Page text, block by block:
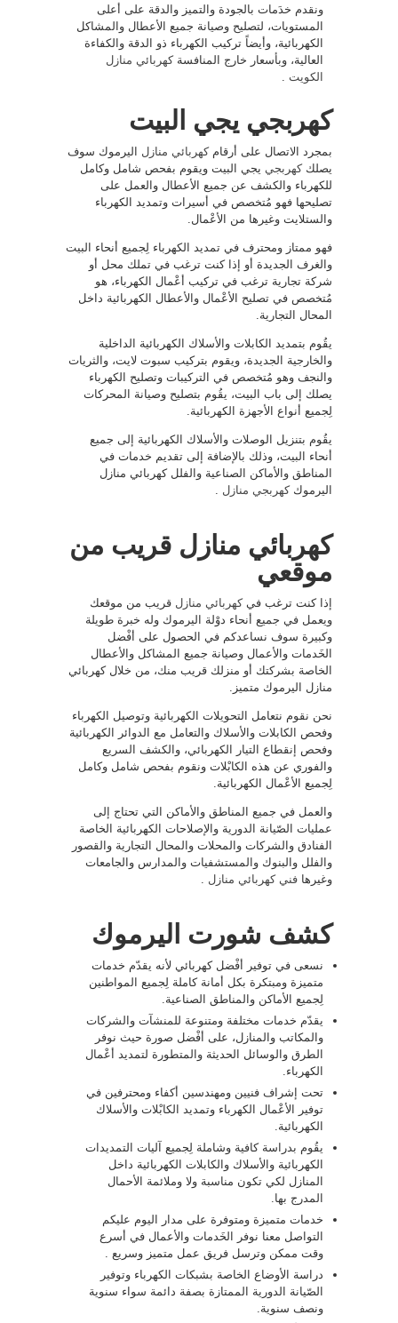
ونقدم خدَمات بالجودة والتميز والدقة على أعلى
المستويات، لتصليح وصيانة جميع الأعطال والمشاكل
الكهربائية، وأيضاً تركيب الكهرباء ذو الدقة والكفاءة
العالية، وبأسعار خارج المنافسةكهربائي منازل
الكويت
كهربجي يجي البيت
بمجرد الاتصال على أرقامكهربائي منازل اليرموك سوف
يصلككهربجي يجي البيت ويقوم بفحص شامل وكامل
للكهرباء والكشف عن جميع الأعطال والعمل على
تصليحها فهو مُتخصص في أسيرات وتمديد الكهرباء
والستلايت وغيرها من الأعْمال.
فهو ممتاز ومحترف في تمديد الكهرباء لِجميع أنحاء البيت
والغرف الجديدة أو إذا كنت ترغب في تملك محل أو
شركة تجارية ترغب في تركيب أعْمال الكهرباء، هو
مُتخصص في تصليح الأعْمال والأعطال الكهربائية داخل
المحال التجارية.
يقُوم بتمديد الكابلات والأسلاك الكهربائية الداخلية
والخارجية الجديدة، ويقوم بتركيب سبوت لايت، والثريات
والنجف وهو مُتخصص في التركيبات وتصليح الكهرباء
يصلك إلى باب البيت، يقُوم بتصليح وصيانة المحركات
لِجميع أنواع الأجهزة الكهربائية.
يقُوم بتنزيل الوصلات والأسلاك الكهربائية إلى جميع
أنحاء البيت، وذلك بالإضافة إلى تقديم خدمات في
المناطق والأماكن الصناعية والفلل كهربائي منازل
اليرموككهربجي منازل
كهربائي منازل قريب من
موقعي
إذا كنت ترغب فيكهربائي منازل قريب من موقعك
ويعمل في جميع أنحاء دوْلة اليرموك وله خبرة طويلة
وكبيرة سوف نساعدكم في الحصول على أفْضل
الخَدمات والأعمال وصيانة جميع المشاكل والأعطال
الخاصة بشركتك أو منزلك قريب منك، من خلال كهربائي
منازل اليرموك متميز.
نحن نقوم نتعامل التحويلات الكهربائية وتوصيل الكهرباء
وفحص الكابلات والأسلاك والتعامل مع الدوائر الكهربائية
وفحص إنقطاع التيار الكهربائي، والكشف السريع
والفوري عن هذه الكابْلات ونقوم بفحص شامل وكامل
لِجميع الأعْمال الكهربائية.
والعمل في جميع المناطق والأماكن التي تحتاج إلى
عمليات الصّيانة الدورية والإصلاحات الكهربائية الخاصة
الفنادق والشركات والمحلات والمحال التجارية والقصور
والفلل والبنوك والمستشفيات والمدارس والجامعات
وغيرها فني كهربائي منازل
كشف شورت اليرموك
نسعى في توفير أفْضل كهربائي لأنه يقدّم خدمات
متميزة ومبتكرة بكل أمانة كاملة لِجميع المواطنين
لِجميع الأماكن والمناطق الصناعية.
يقدّم خدمات مختلفة ومتنوعة للمنشآت والشركات
والمكاتب والمنازل، على أفْضل صورة حيث نوفر
الطرق والوسائل الحديثة والمتطورة لتمديد أعْمال
الكهرباء.
تحت إشراف فنيين ومهندسين أكفاء ومحترفين في
توفير الأعْمال الكهرباء وتمديد الكابْلات والأسلاك
الكهربائية.
يقُوم بدراسة كافية وشاملة لِجميع آليات التمديدات
الكهربائية والأسلاك والكابلات الكهربائية داخل
المنازل لكي تكون مناسبة ولا وملائمة الأحمال
المدرج بها.
خدمات متميزة ومتوفرة على مدار اليوم عليكم
التواصل معنا نوفر الخَدمات والأعمال في أسرع
وقت ممكن وترسل فريق عمل متميز وسريع .
دراسة الأوضاع الخاصة بشبكات الكهرباء وتوفير
الصّيانة الدورية الممتازة بصفة دائمة سواء سنوية
ونصف سنوية.